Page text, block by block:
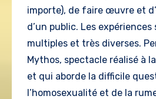
importe), de faire œuvre et
d’un public. Les
multiples et très diverses.
Mythos, spectacle réalisé à
et qui aborde la difficile
l’homosexualité et de la